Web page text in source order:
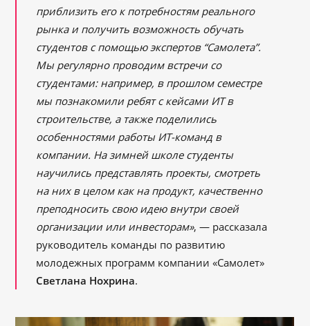
приблизить его к потребностям реального
рынка и получить возможность обучать
студентов с помощью экспертов “Самолета”.
Мы регулярно проводим встречи со
студентами: например, в прошлом семестре
мы познакомили ребят с кейсами ИТ в
строительстве, а также поделились
особенностями работы ИТ-команд в
компании. На зимней школе студенты
научились представлять проекты, смотреть
на них в целом как на продукт, качественно
преподносить свою идею внутри своей
организации или инвесторам», — рассказала
руководитель команды по развитию
молодежных программ компании «Самолет»
Светлана Нохрина.